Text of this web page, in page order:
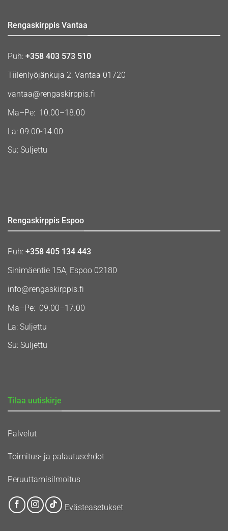
Rengaskirppis Vantaa
Puh: +358 403 573 510
Tiilenlyöjänkuja 2, Vantaa 01720
vantaa@rengaskirppis.fi
Ma–Pe: 10.00–18.00
La: 09.00-14.00
Su: Suljettu
Rengaskirppis Espoo
Puh: +358 405 134 443
Sinimäentie 15A, Espoo 02180
info@rengaskirppis.fi
Ma–Pe: 09.00–17.00
La: Suljettu
Su: Suljettu
Tilaa uutiskirje
Palvelut
Toimitus- ja palautusehdot
Peruuttamisilmoitus
Evästeasetukset